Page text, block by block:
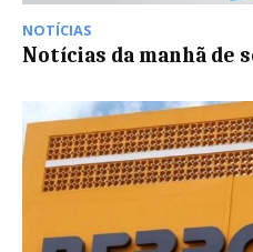
NOTÍCIAS
Notícias da manhã de